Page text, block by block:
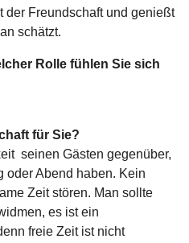
der Freundschaft und genießt
schätzt.
Rolle fühlen Sie sich
für Sie?
seinen Gästen gegenüber,
oder Abend haben. Kein
Zeit stören. Man sollte
es ist ein
freie Zeit ist nicht